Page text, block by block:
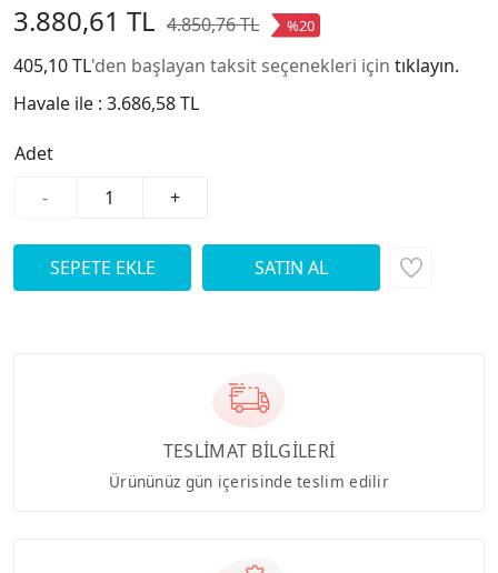
3.880,61 TL 4.850,76 TL %20
405,10 TL'den başlayan taksit seçenekleri için tıklayın.
Havale ile : 3.686,58 TL
Adet
-
+
TESLİMAT BİLGİLERİ
Ürününüz gün içerisinde teslim edilir